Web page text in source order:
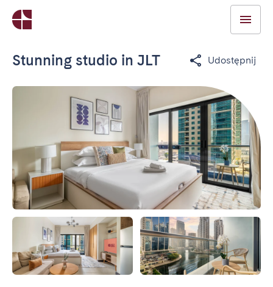
Stunning studio in JLT Udostępnij